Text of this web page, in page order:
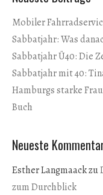
Mobiler
Sabbatjahr: Was
Sabbatjahr Ü40: Die
Sabbatjahr mit 40:
Hamburgs starke
Buch
Neueste
Esther Langmaackzu
zum Durchblick